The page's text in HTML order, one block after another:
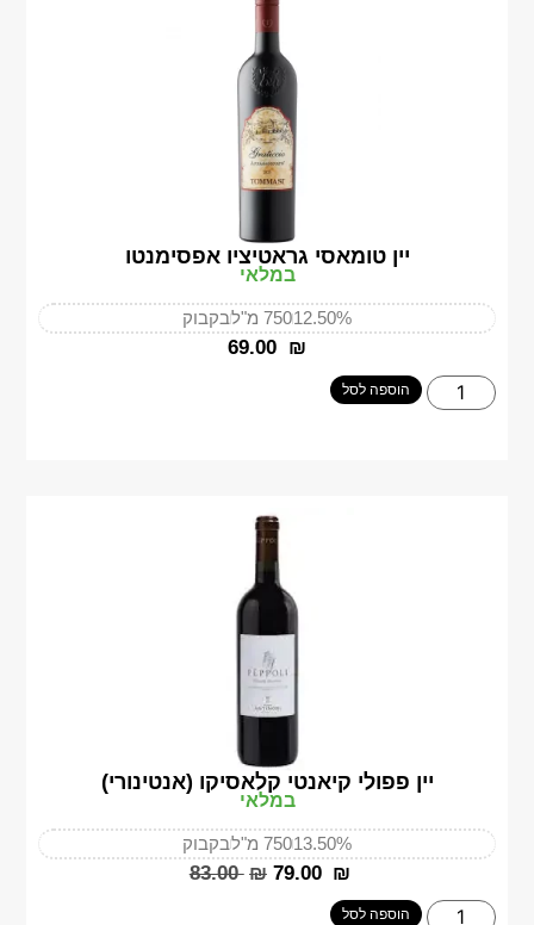
יין טומאסי גראטיציו אפסימנטו
במלאי
12.50%750 מ"ל בקבוק
‎69.00 ₪
הוספה לסל
יין פפולי קיאנטי קלאסיקו (אנטינורי)
במלאי
13.50%750 מ"ל בקבוק
‎83.00 ₪ ‎79.00 ₪
הוספה לסל